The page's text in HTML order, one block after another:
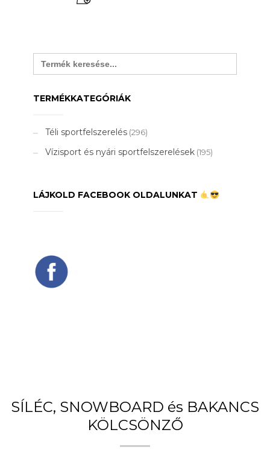
Search
for:
TERMÉKKATEGÓRIÁK
Téli sportfelszerelés (296)
Vízisport és nyári sportfelszerelések (195)
LÁJKOLD FACEBOOK OLDALUNKAT
SÍLÉC, SNOWBOARD és BAKANCS
KÖLCSÖNZŐ